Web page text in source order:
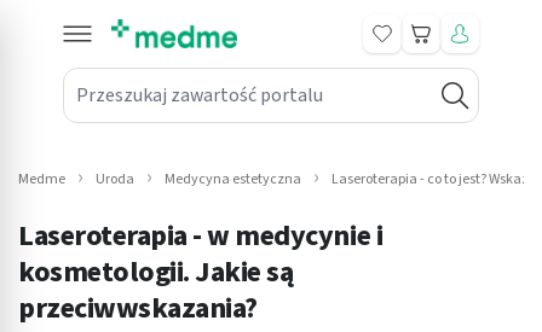
Przeszukaj zawartość portalu
Koszyk
submenu: Leki na receptę
submenu: Mama i dziecko
submenu: Kosmetyki
Medme Uroda Medycyna estetyczna Laseroterapia - co to jest?
Laseroterapia - w medycynie i
kosmetologii. Jakie są
przeciwwskazania?